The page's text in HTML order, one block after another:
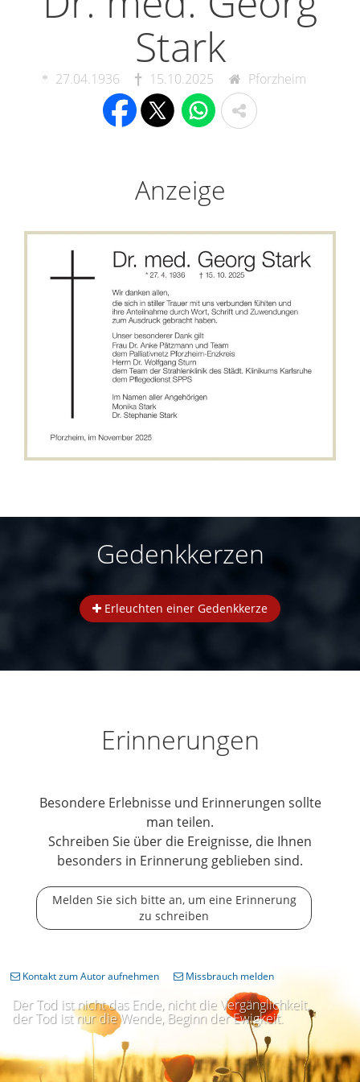
Stark
27.04.1936 15.10.2025 Pforzheim
Anzeige
Gedenkkerzen
Erleuchten einer Gedenkkerze
Erinnerungen
Besondere Erlebnisse und Erinnerungen sollte
man teilen.
Schreiben Sie über die Ereignisse, die Ihnen
besonders in Erinnerung geblieben sind.
Melden Sie sich bitte an, um eine Erinnerung
zu schreiben
Der Tod ist nicht das Ende, nicht die Vergänglichkeit,
der Tod ist nur die Wende, Beginn der Ewigkeit.
Kontakt zum Autor aufnehmen Missbrauch melden